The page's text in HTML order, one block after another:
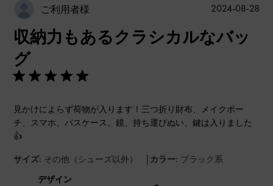
ご利用者様
収納力もあるクラシカルなバッ
グ
見かけによらず荷物が入ります！三つ折り財布、メイクポー
チ、スマホ、パスケース、鏡、持ち運びぬい、鍵は入りました
👍
サイズ: その他（シューズ以外） | カラー: ブラック系
デザイン
公
2024-08-28